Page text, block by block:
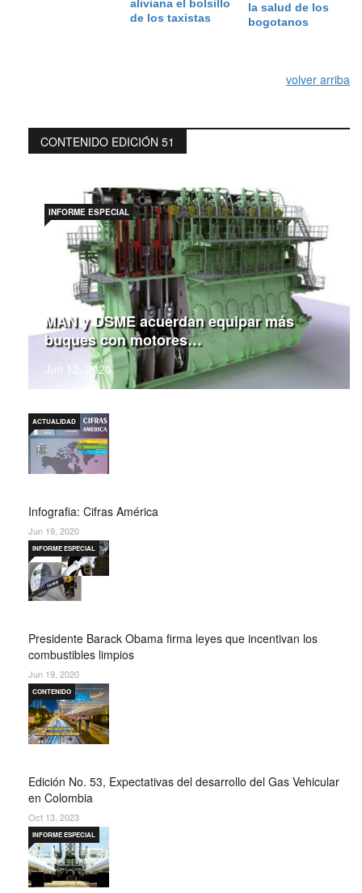
aliviana el bolsillo
de los taxistas
la salud de los
bogotanos
volver arriba
CONTENIDO EDICIÓN 51
MAN y DSME acuerdan equipar más
buques con motores…
Jun 12, 2020
INFORME ESPECIAL
Infografia: Cifras América
ACTUALIDAD
Jun 19, 2020
Presidente Barack Obama firma leyes que incentivan los
combustibles limpios
INFORME ESPECIAL
Jun 19, 2020
Edición No. 53, Expectativas del desarrollo del Gas Vehicular
en Colombia
CONTENIDO
Oct 13, 2023
INFORME ESPECIAL